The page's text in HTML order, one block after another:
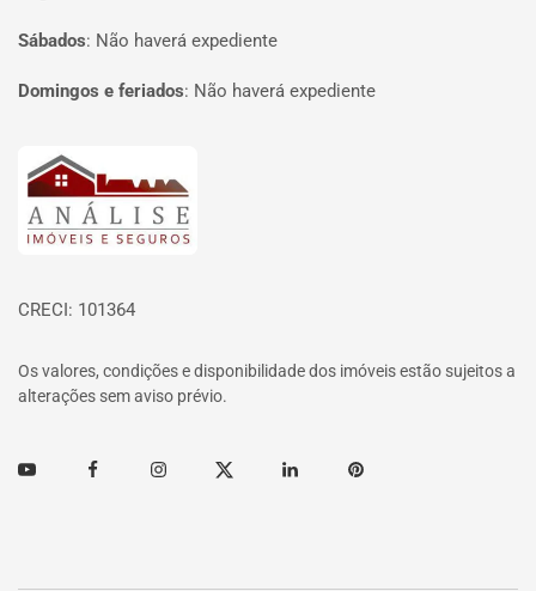
Sábados: Não haverá expediente
Domingos e feriados: Não haverá expediente
Página inicial
CRECI: 101364
Os valores, condições e disponibilidade dos imóveis estão sujeitos a
alterações sem aviso prévio.
Youtube FacebookInstagramTwitter Linkedin Pinterest